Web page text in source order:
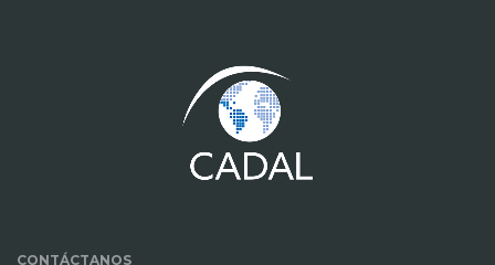
CONTÁCTANOS